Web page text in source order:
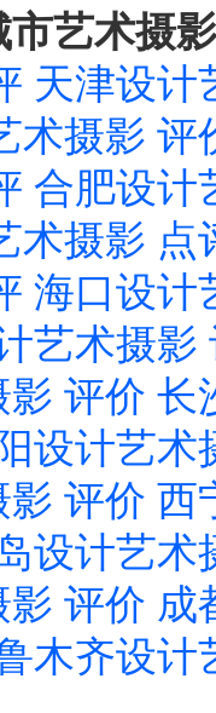
艺术摄
天津设计
术摄影 评
合肥设计
术摄影 点
海口设计
艺术摄影
评价 长
设计艺术
评价 西
设计艺术
评价 成
木齐设计